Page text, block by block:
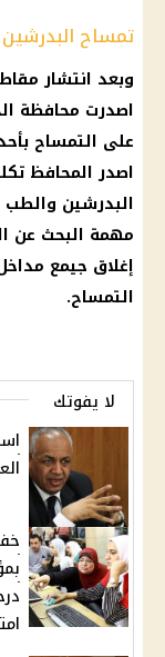
تمساح البدرشين
وبعد انتشار
اصدرت محافظة
على التمساح
اصدر المحافظ
البدرشين والطب
مهمة البحث عن
إغلاق جيمع
التمساح.
لا يفوتك